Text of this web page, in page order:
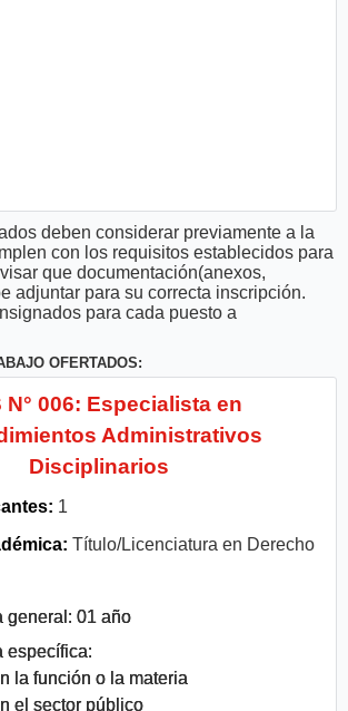
deben considerar previamente a la
con los requisitos establecidos para
que documentación(anexos,
adjuntar para su correcta inscripción.
para cada puesto a
OFERTADOS:
N° 006: Especialista en
Administrativos
Disciplinarios
1
Título/Licenciatura en Derecho
general: 01 año
específica:
la función o la materia
el sector público